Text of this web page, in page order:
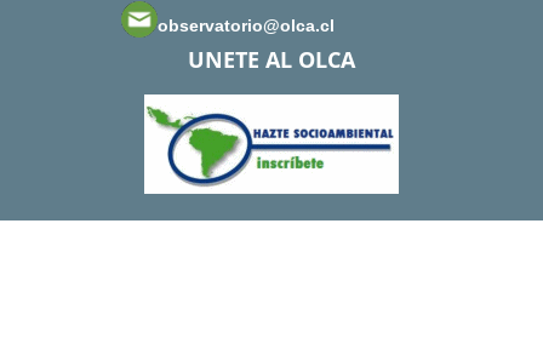
observatorio@olca.cl
UNETE AL OLCA